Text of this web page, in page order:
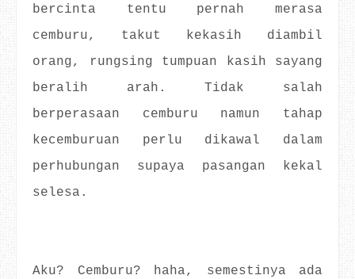
bercinta tentu pernah merasa
cemburu, takut kekasih diambil
orang, rungsing tumpuan kasih sayang
beralih arah. Tidak salah
berperasaan cemburu namun tahap
kecemburuan perlu dikawal dalam
perhubungan supaya pasangan kekal
selesa.
Aku? Cemburu? haha, semestinya ada